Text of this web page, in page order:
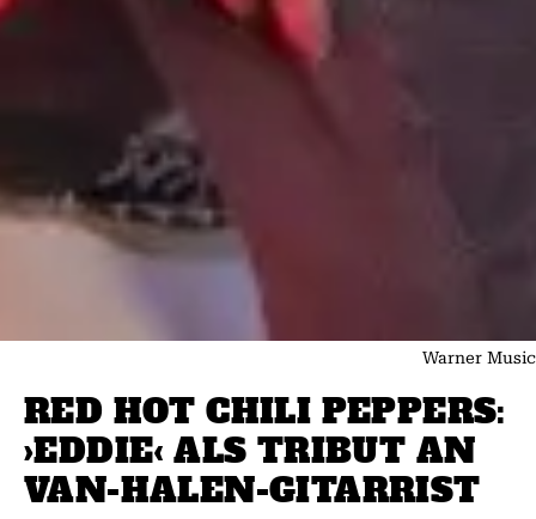
Warner Music
RED HOT CHILI PEPPERS:
›EDDIE‹ ALS TRIBUT AN
VAN-HALEN-GITARRIST